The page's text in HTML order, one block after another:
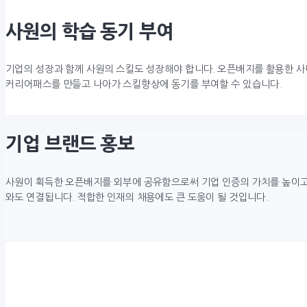
사원의 학습 동기 부여
기업의 성장과 함께 사원의 스킬도 성장해야 합니다. 오픈배지를 활용한 사
커리어패스를 만들고 나아가 스킬향상에 동기를 부여할 수 있습니다.
기업 브랜드 홍보
사원이 획득한 오픈배지를 외부에 공유함으로써 기업 인증의 가치를 높이
와도 연결됩니다. 적합한 인재의 채용에도 큰 도움이 될 것입니다.